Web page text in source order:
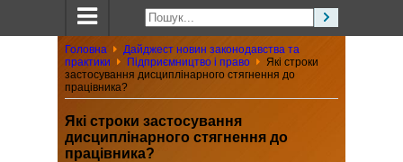
Головна
Дайджест новин законодавства та
практики
Підприємництво і право
Які строки
застосування дисциплінарного стягнення до
працівника?
Які строки застосування
дисциплінарного стягнення до
працівника?